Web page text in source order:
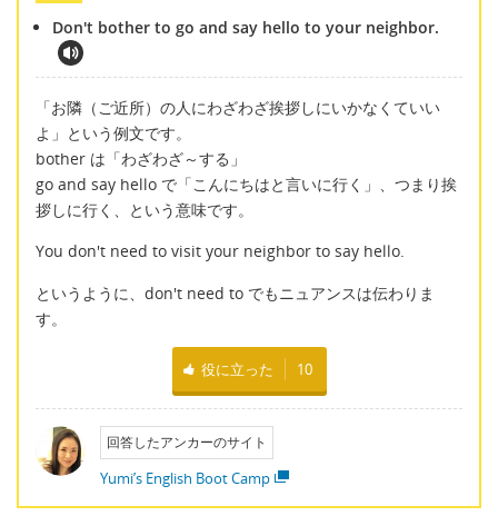
Don't bother to go and say hello to your neighbor.
「お隣（ご近所）の人にわざわざ挨拶しにいかなくていい
よ」という例文です。
bother は「わざわざ～する」
go and say hello で「こんにちはと言いに行く」、つまり挨
拶しに行く、という意味です。
You don't need to visit your neighbor to say hello.
というように、don't need to でもニュアンスは伝わりま
す。
役に立った 10
回答したアンカーのサイト
Yumi’s English Boot Camp